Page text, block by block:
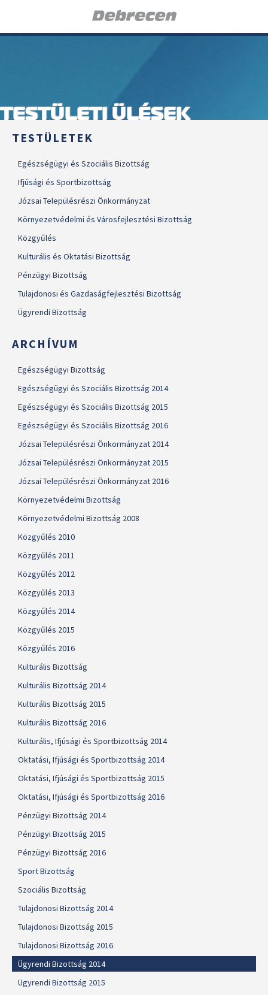
TESTÜLETI ÜLÉSEK
TESTÜLETEK
Egészségügyi és Szociális Bizottság
Ifjúsági és Sportbizottság
Józsai Településrészi Önkormányzat
Környezetvédelmi és Városfejlesztési Bizottság
Közgyűlés
Kulturális és Oktatási Bizottság
Pénzügyi Bizottság
Tulajdonosi és Gazdaságfejlesztési Bizottság
Ügyrendi Bizottság
ARCHÍVUM
Egészségügyi Bizottság
Egészségügyi és Szociális Bizottság 2014
Egészségügyi és Szociális Bizottság 2015
Egészségügyi és Szociális Bizottság 2016
Józsai Településrészi Önkormányzat 2014
Józsai Településrészi Önkormányzat 2015
Józsai Településrészi Önkormányzat 2016
Környezetvédelmi Bizottság
Környezetvédelmi Bizottság 2008
Közgyűlés 2010
Közgyűlés 2011
Közgyűlés 2012
Közgyűlés 2013
Közgyűlés 2014
Közgyűlés 2015
Közgyűlés 2016
Kulturális Bizottság
Kulturális Bizottság 2014
Kulturális Bizottság 2015
Kulturális Bizottság 2016
Kulturális, Ifjúsági és Sportbizottság 2014
Oktatási, Ifjúsági és Sportbizottság 2014
Oktatási, Ifjúsági és Sportbizottság 2015
Oktatási, Ifjúsági és Sportbizottság 2016
Pénzügyi Bizottság 2014
Pénzügyi Bizottság 2015
Pénzügyi Bizottság 2016
Sport Bizottság
Szociális Bizottság
Tulajdonosi Bizottság 2014
Tulajdonosi Bizottság 2015
Tulajdonosi Bizottság 2016
Ügyrendi Bizottság 2014
Ügyrendi Bizottság 2015